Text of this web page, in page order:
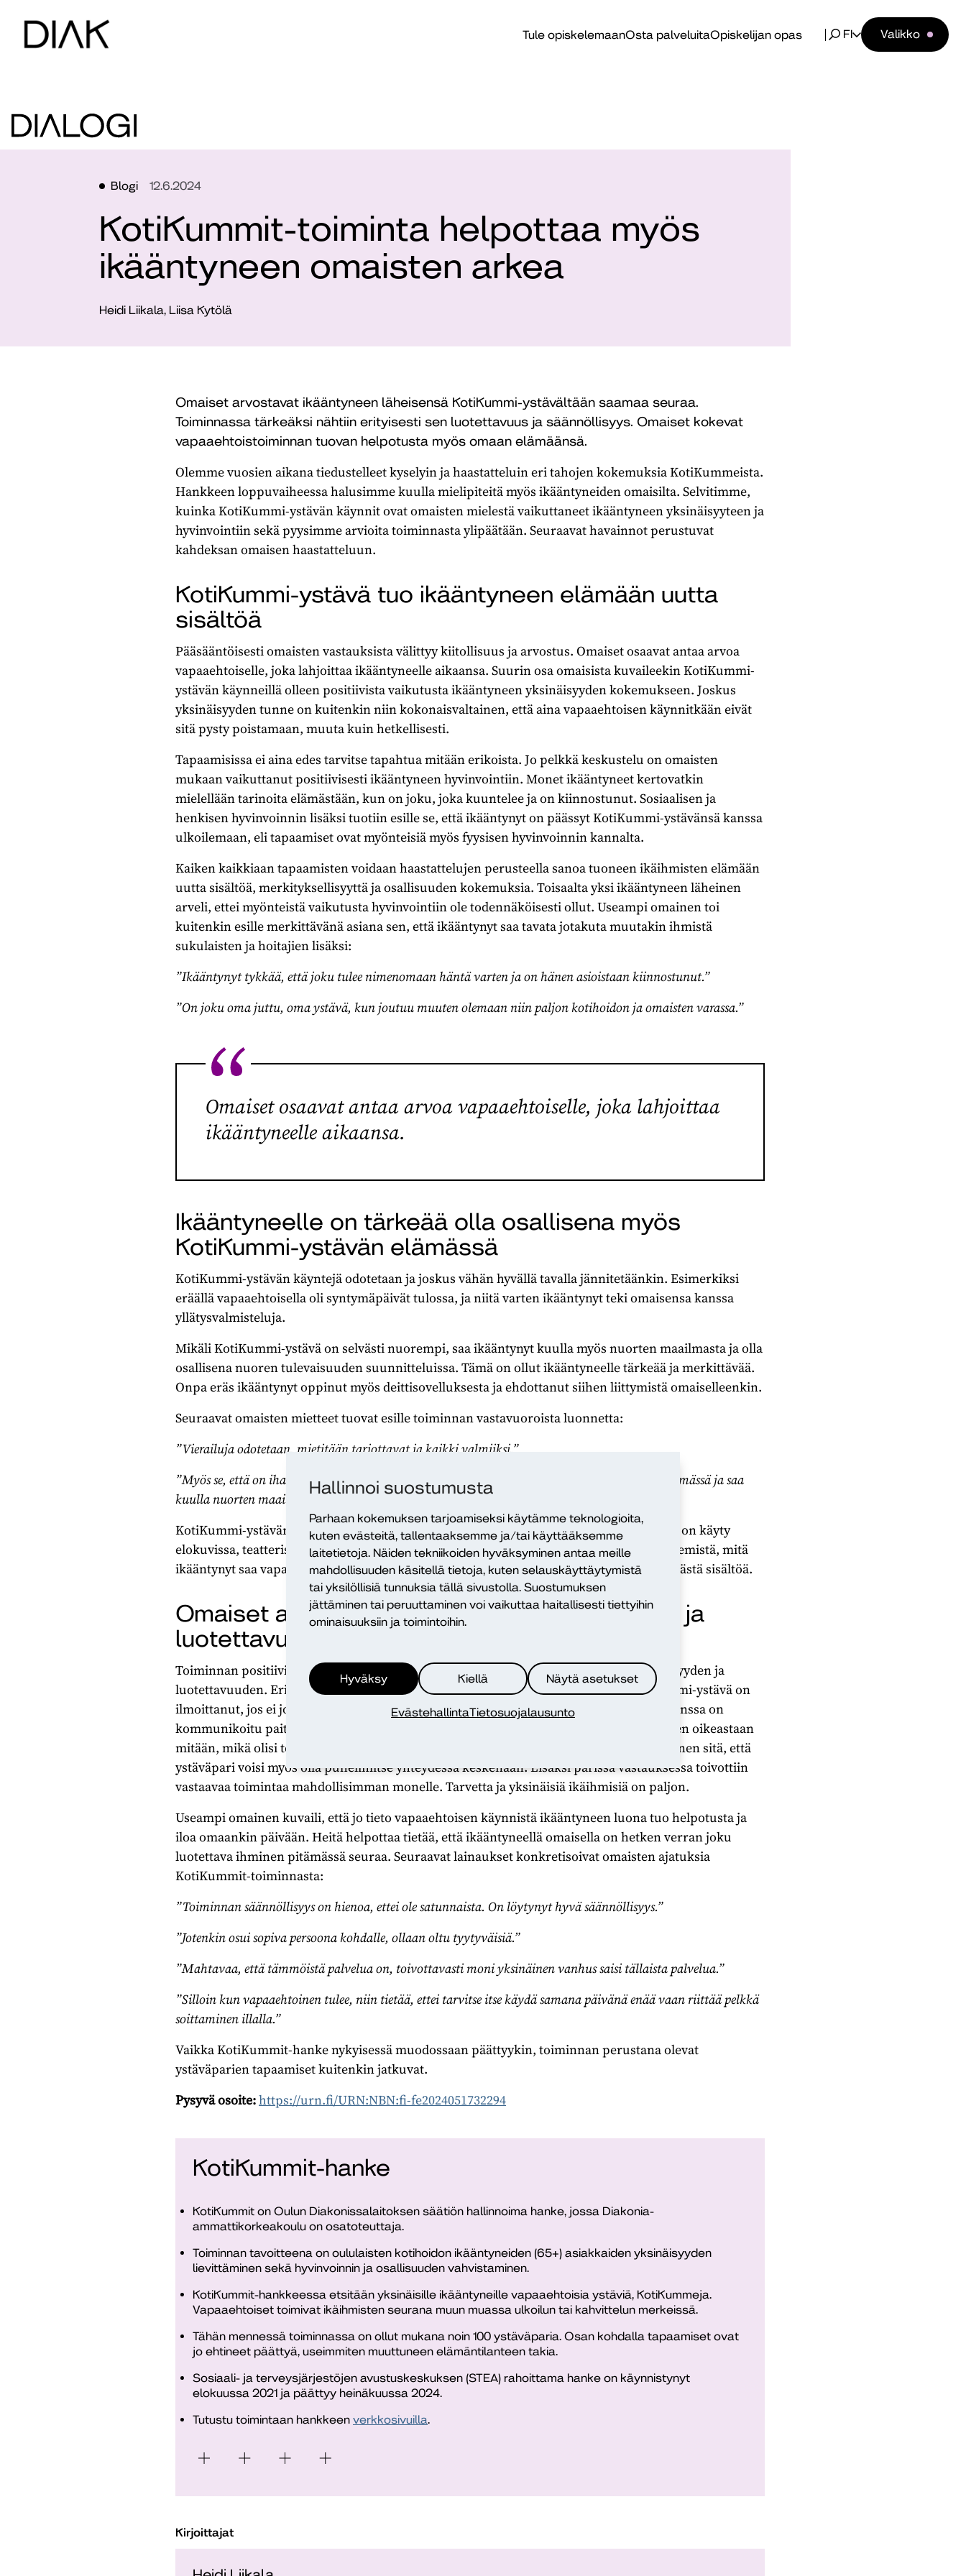
Hallinnoi suostumusta
Parhaan kokemuksen tarjoamiseksi käytämme teknologioita,
kuten evästeitä, tallentaaksemme ja/tai käyttääksemme
laitetietoja. Näiden tekniikoiden hyväksyminen antaa meille
mahdollisuuden käsitellä tietoja, kuten selauskäyttäytymistä
tai yksilöllisiä tunnuksia tällä sivustolla. Suostumuksen
jättäminen tai peruuttaminen voi vaikuttaa haitallisesti tiettyihin
ominaisuuksiin ja toimintoihin.
Hyväksy Kiellä Näytä asetukset
EvästehallintaTietosuojalausunto
Tule opiskelemaanOsta palveluitaOpiskelijan opas FI Valikko
Blogi 12.6.2024
KotiKummit-toiminta helpottaa myös
ikääntyneen omaisten arkea
Heidi Liikala, Liisa Kytölä
Omaiset arvostavat ikääntyneen läheisensä KotiKummi-ystävältään saamaa seuraa.
Toiminnassa tärkeäksi nähtiin erityisesti sen luotettavuus ja säännöllisyys. Omaiset kokevat
vapaaehtoistoiminnan tuovan helpotusta myös omaan elämäänsä.
Olemme vuosien aikana tiedustelleet kyselyin ja haastatteluin eri tahojen kokemuksia KotiKummeista.
Hankkeen loppuvaiheessa halusimme kuulla mielipiteitä myös ikääntyneiden omaisilta. Selvitimme,
kuinka KotiKummi-ystävän käynnit ovat omaisten mielestä vaikuttaneet ikääntyneen yksinäisyyteen ja
hyvinvointiin sekä pyysimme arvioita toiminnasta ylipäätään. Seuraavat havainnot perustuvat
kahdeksan omaisen haastatteluun.
KotiKummi-ystävä tuo ikääntyneen elämään uutta
sisältöä
Pääsääntöisesti omaisten vastauksista välittyy kiitollisuus ja arvostus. Omaiset osaavat antaa arvoa
vapaaehtoiselle, joka lahjoittaa ikääntyneelle aikaansa. Suurin osa omaisista kuvaileekin KotiKummi-
ystävän käynneillä olleen positiivista vaikutusta ikääntyneen yksinäisyyden kokemukseen. Joskus
yksinäisyyden tunne on kuitenkin niin kokonaisvaltainen, että aina vapaaehtoisen käynnitkään eivät
sitä pysty poistamaan, muuta kuin hetkellisesti.
Tapaamisissa ei aina edes tarvitse tapahtua mitään erikoista. Jo pelkkä keskustelu on omaisten
mukaan vaikuttanut positiivisesti ikääntyneen hyvinvointiin. Monet ikääntyneet kertovatkin
mielellään tarinoita elämästään, kun on joku, joka kuuntelee ja on kiinnostunut. Sosiaalisen ja
henkisen hyvinvoinnin lisäksi tuotiin esille se, että ikääntynyt on päässyt KotiKummi-ystävänsä kanssa
ulkoilemaan, eli tapaamiset ovat myönteisiä myös fyysisen hyvinvoinnin kannalta.
Kaiken kaikkiaan tapaamisten voidaan haastattelujen perusteella sanoa tuoneen ikäihmisten elämään
uutta sisältöä, merkityksellisyyttä ja osallisuuden kokemuksia. Toisaalta yksi ikääntyneen läheinen
arveli, ettei myönteistä vaikutusta hyvinvointiin ole todennäköisesti ollut. Useampi omainen toi
kuitenkin esille merkittävänä asiana sen, että ikääntynyt saa tavata jotakuta muutakin ihmistä
sukulaisten ja hoitajien lisäksi:
”Ikääntynyt tykkää, että joku tulee nimenomaan häntä varten ja on hänen asioistaan kiinnostunut.”
”On joku oma juttu, oma ystävä, kun joutuu muuten olemaan niin paljon kotihoidon ja omaisten varassa.”
Omaiset osaavat antaa arvoa vapaaehtoiselle, joka lahjoittaa
ikääntyneelle aikaansa.
Ikääntyneelle on tärkeää olla osallisena myös
KotiKummi-ystävän elämässä
KotiKummi-ystävän käyntejä odotetaan ja joskus vähän hyvällä tavalla jännitetäänkin. Esimerkiksi
eräällä vapaaehtoisella oli syntymäpäivät tulossa, ja niitä varten ikääntynyt teki omaisensa kanssa
yllätysvalmisteluja.
Mikäli KotiKummi-ystävä on selvästi nuorempi, saa ikääntynyt kuulla myös nuorten maailmasta ja olla
osallisena nuoren tulevaisuuden suunnitteluissa. Tämä on ollut ikääntyneelle tärkeää ja merkittävää.
Onpa eräs ikääntynyt oppinut myös deittisovelluksesta ja ehdottanut siihen liittymistä omaiselleenkin.
Seuraavat omaisten mietteet tuovat esille toiminnan vastavuoroista luonnetta:
”Vierailuja odotetaan, mietitään tarjottavat ja kaikki valmiiksi.”
”Myös se, että on ihan eri ikäinen ihminen, saa uusia ulottuvuuksia, kun on nuori ihminen käymässä ja saa
kuulla nuorten maailmasta.”
KotiKummi-ystävän kanssa on touhuttu keskustelemisen lisäksi kaikenlaista muutakin: on käyty
elokuvissa, teatterissa, pelattu pelejä ja ulkoiltu. Omaiset arvostavatkin monenlaista tekemistä, mitä
ikääntynyt saa vapaaehtoisten kanssa tehdä ja saa siten myös päiväänsä rytmiä ja mielekästä sisältöä.
Omaiset arvostavat toiminnan säännöllisyyttä ja
luotettavuutta
Toiminnan positiivisena puolena omaiset nostivat esille erityisesti toiminnan säännöllisyyden ja
luotettavuuden. Erikseen kehuttiin sitä, että sovitut aikataulut ovat pitäneet ja KotiKummi-ystävä on
ilmoittanut, jos ei jostain syystä pääsekään käymään sovittuna aikana. Vapaaehtoisen kanssa on
kommunikoitu paitsi puhelimitse myös muistilappujen kautta. Omaisille ei tullut mieleen oikeastaan
mitään, mikä olisi toiminut huonosti. Eräs toivoi ulkoilua ikääntyneen kanssa ja eräs toinen sitä, että
ystäväpari voisi myös olla puhelimitse yhteydessä keskenään. Lisäksi parissa vastauksessa toivottiin
vastaavaa toimintaa mahdollisimman monelle. Tarvetta ja yksinäisiä ikäihmisiä on paljon.
Useampi omainen kuvaili, että jo tieto vapaaehtoisen käynnistä ikääntyneen luona tuo helpotusta ja
iloa omaankin päivään. Heitä helpottaa tietää, että ikääntyneellä omaisella on hetken verran joku
luotettava ihminen pitämässä seuraa. Seuraavat lainaukset konkretisoivat omaisten ajatuksia
KotiKummit-toiminnasta:
”Toiminnan säännöllisyys on hienoa, ettei ole satunnaista. On löytynyt hyvä säännöllisyys.”
”Jotenkin osui sopiva persoona kohdalle, ollaan oltu tyytyväisiä.”
”Mahtavaa, että tämmöistä palvelua on, toivottavasti moni yksinäinen vanhus saisi tällaista palvelua.”
”Silloin kun vapaaehtoinen tulee, niin tietää, ettei tarvitse itse käydä samana päivänä enää vaan riittää pelkkä
soittaminen illalla.”
Vaikka KotiKummit-hanke nykyisessä muodossaan päättyykin, toiminnan perustana olevat
ystäväparien tapaamiset kuitenkin jatkuvat.
Pysyvä osoite:https://urn.fi/URN:NBN:fi-fe2024051732294
KotiKummit-hanke
KotiKummit on Oulun Diakonissalaitoksen säätiön hallinnoima hanke, jossa Diakonia-
ammattikorkeakoulu on osatoteuttaja.
Toiminnan tavoitteena on oululaisten kotihoidon ikääntyneiden (65+) asiakkaiden yksinäisyyden
lievittäminen sekä hyvinvoinnin ja osallisuuden vahvistaminen.
KotiKummit-hankkeessa etsitään yksinäisille ikääntyneille vapaaehtoisia ystäviä, KotiKummeja.
Vapaaehtoiset toimivat ikäihmisten seurana muun muassa ulkoilun tai kahvittelun merkeissä.
Tähän mennessä toiminnassa on ollut mukana noin 100 ystäväparia. Osan kohdalla tapaamiset ovat
jo ehtineet päättyä, useimmiten muuttuneen elämäntilanteen takia.
Sosiaali- ja terveysjärjestöjen avustuskeskuksen (STEA) rahoittama hanke on käynnistynyt
elokuussa 2021 ja päättyy heinäkuussa 2024.
Tutustu toimintaan hankkeen verkkosivuilla.
Kirjoittajat